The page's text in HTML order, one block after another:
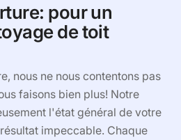
pour un
de toit
nous ne nous contentons pas
faisons bien plus! Notre
l'état général de votre
impeccable. Chaque